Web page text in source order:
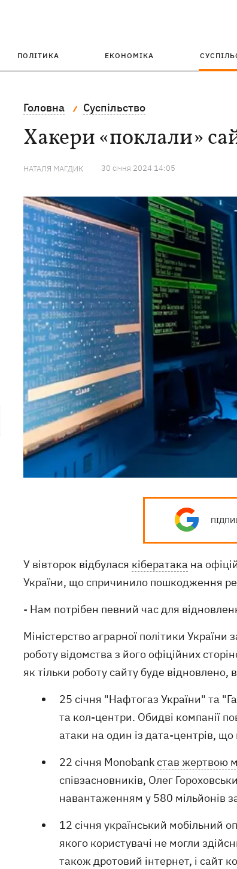
ПОЛІТИКА ЕКОНОМІКА
Головна Суспільство
Хакери «поклали»
НАТАЛЯ МАГДИК 30 сiчня 2024 14:05
У вівторок відбулася кібератака на
України, що спричинило пошкодження
- Нам потрібен певний час для
Міністерство аграрної політики
роботу відомства з його офіційних
як тільки роботу сайту буде
25 січня "Нафтогаз України" та
та кол-центри. Обидві компанії
атаки на один із дата-центрів,
22 січня Monobankстав жертвою
співзасновників, Олег
навантаженням у 580 мільйонів
12 січня український мобільний
якого користувачі не могли
також дротовий інтернет, і сайт